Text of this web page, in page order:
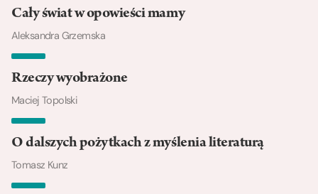
Cały świat w opowieści mamy
Aleksandra Grzemska
Rzeczy wyobrażone
Maciej Topolski
O dalszych pożytkach z myślenia literaturą
Tomasz Kunz